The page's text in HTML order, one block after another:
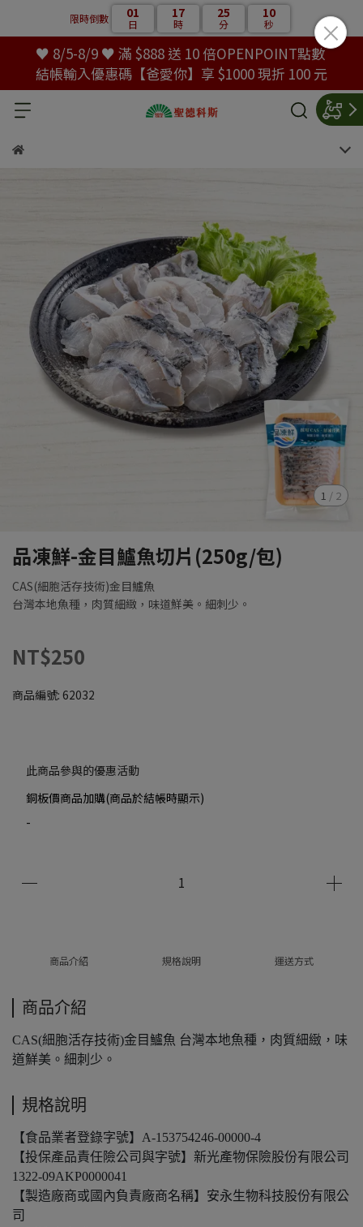
限時倒數 01
日
17
時
25
分
09
秒
♥ 8/5-8/9 ♥ 滿 $888 送 10 倍OPENPOINT點數
結帳輸入優惠碼【爸愛你】享 $1000 現折 100 元
1 / 2
品凍鮮-金目鱸魚切片(250g/包)
CAS(細胞活存技術)金目鱸魚
台灣本地魚種，肉質細緻，味道鮮美。細刺少。
NT$250
商品編號: 62032
此商品參與的優惠活動
銅板價商品加購(商品於結帳時顯示)
-
商品介紹 規格說明 運送方式
商品介紹
CAS(細胞活存技術)金目鱸魚 台灣本地魚種，肉質細緻，味
道鮮美。細刺少。
規格說明
【食品業者登錄字號】A-153754246-00000-4
【投保產品責任險公司與字號】新光產物保險股份有限公司
1322-09AKP0000041
【製造廠商或國內負責廠商名稱】安永生物科技股份有限公
司